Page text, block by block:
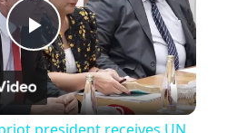
Play Video